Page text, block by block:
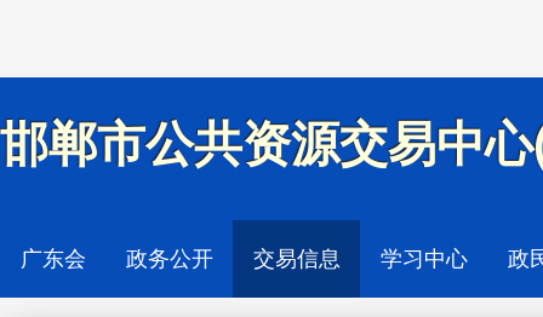
邯郸市公共资源交易中
广东会 政务公开 交易信息 学习中心 政